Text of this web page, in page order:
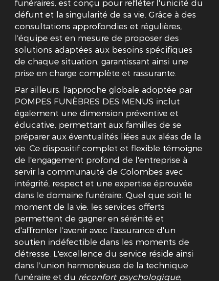
funéraires, est conçu pour refléter l'unicité du
défunt et la singularité de sa vie. Grâce à des
consultations approfondies et régulières,
l'équipe est en mesure de proposer des
solutions adaptées aux besoins spécifiques
de chaque situation, garantissant ainsi une
prise en charge complète et rassurante.
Par ailleurs, l'approche globale adoptée par
POMPES FUNÈBRES DES MENUS inclut
également une dimension préventive et
éducative, permettant aux familles de se
préparer aux éventualités liées aux aléas de la
vie. Ce dispositif complet et flexible témoigne
de l'engagement profond de l'entreprise à
servir la communauté de Colombes avec
intégrité, respect et une expertise éprouvée
dans le domaine funéraire. Quel que soit le
moment de la vie, les services offerts
permettent de gagner en sérénité et
d'affronter l'avenir avec l'assurance d'un
soutien indéfectible dans les moments de
détresse. L'excellence du service réside ainsi
dans l'union harmonieuse de la technique
funéraire et du réconfort psychologique,